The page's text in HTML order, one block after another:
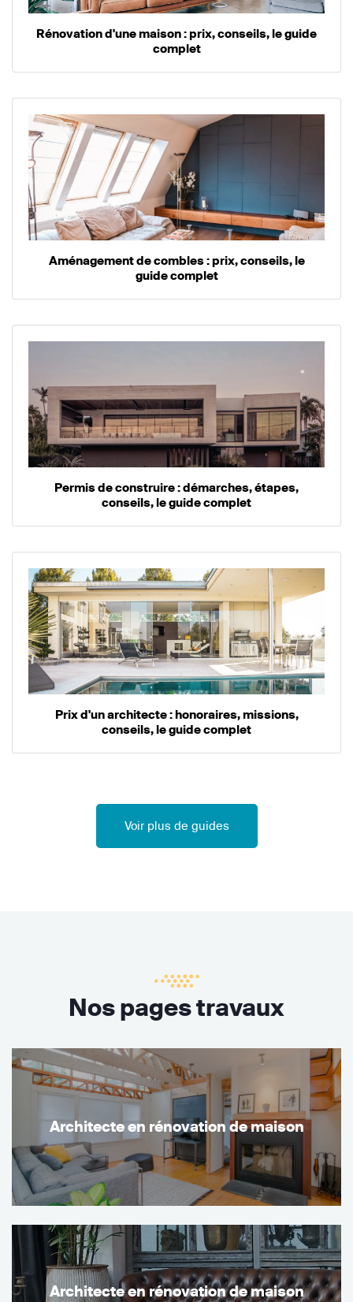
Rénovation d'une maison : prix, conseils, le guide
complet
Aménagement de combles : prix, conseils, le
guide complet
Permis de construire : démarches, étapes,
conseils, le guide complet
Prix d'un architecte : honoraires, missions,
conseils, le guide complet
Voir plus de guides
Nos pages travaux
Architecte en rénovation de maison
Architecte en rénovation de maison